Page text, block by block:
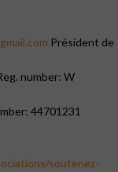
Président de
number: W
44701231
soutenez-